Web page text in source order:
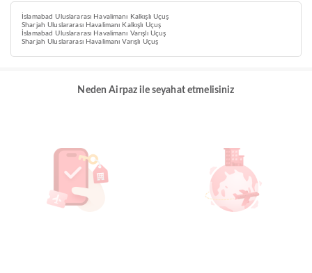
İslamabad Uluslararası Havalimanı Kalkışlı Uçuş
Sharjah Uluslararası Havalimanı Kalkışlı Uçuş
İslamabad Uluslararası Havalimanı Varışlı Uçuş
Sharjah Uluslararası Havalimanı Varışlı Uçuş
Neden Airpaz ile seyahat etmelisiniz